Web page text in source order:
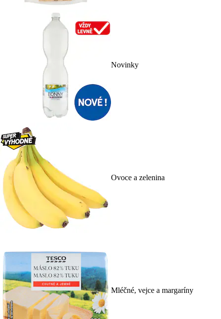
Novinky
Ovoce a zelenina
Mléčné, vejce a margaríny